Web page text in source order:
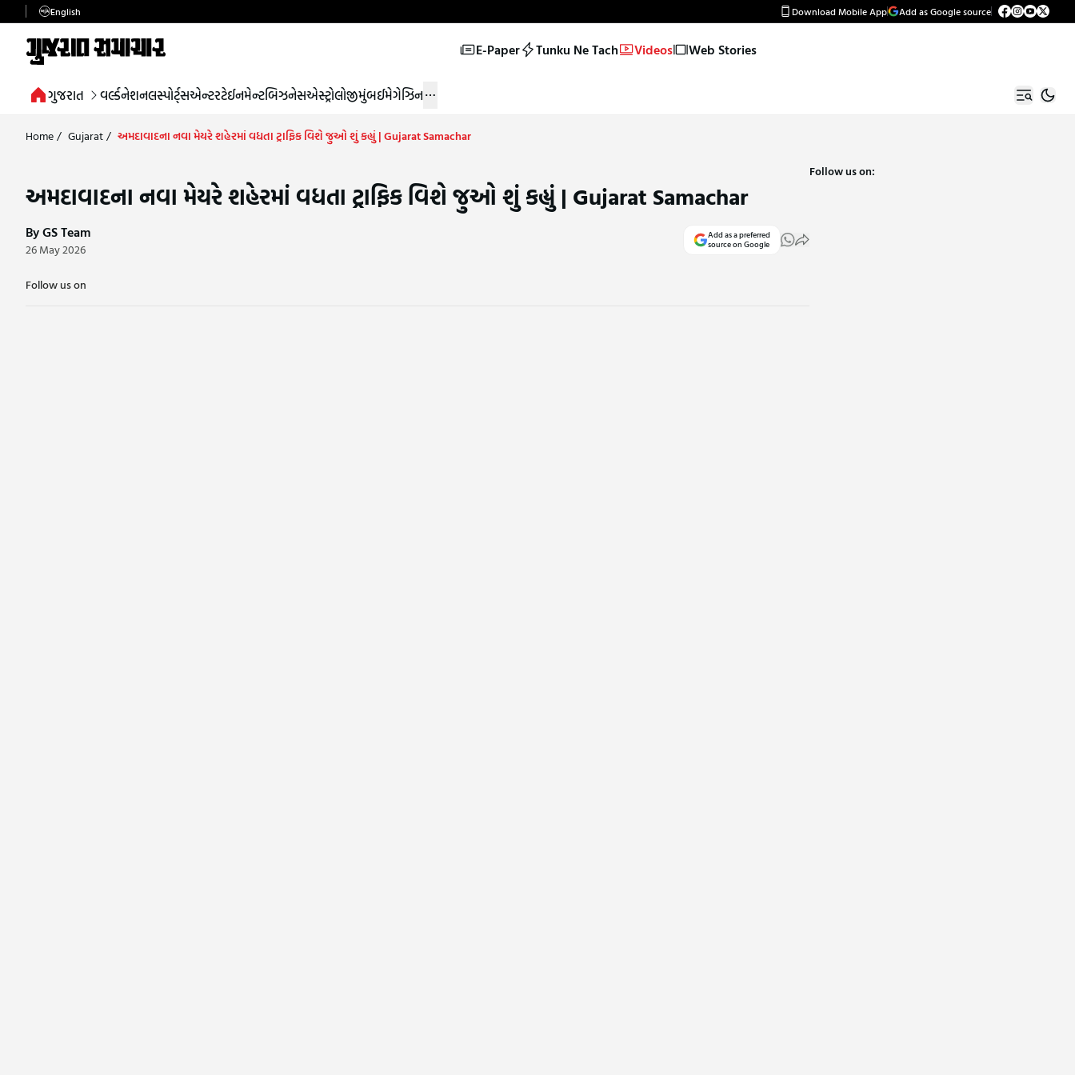
English Download Mobile App Add as Google source
E-Paper Tunku Ne Tach Videos Web Stories
ગુજરાત વર્લ્ડનેશનલસ્પોર્ટ્સએન્ટરટેઈનમેન્ટબિઝનેસએસ્ટ્રોલોજીમુંબઈમેગેઝિન
Home/ Gujarat/ અમદાવાદના નવા મેયરે શહેરમાં વધતા ટ્રાફિક વિશે જુઓ શું કહ્યું | Gujarat Samachar
અમદાવાદના નવા મેયરે શહેરમાં વધતા ટ્રાફિક વિશે જુઓ શું કહ્યું | Gujarat Samachar
By GS Team
26 May 2026
Add as a preferred
source on Google
Follow us on
Follow us on: